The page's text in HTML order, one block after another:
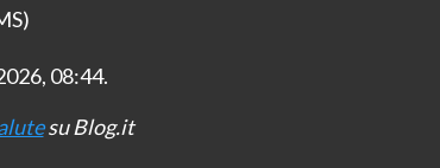
08:44.
su Blog.it